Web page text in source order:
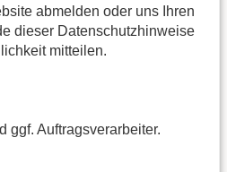
abmelden oder uns Ihren
dieser Datenschutzhinweise
mitteilen.
ggf. Auftragsverarbeiter.